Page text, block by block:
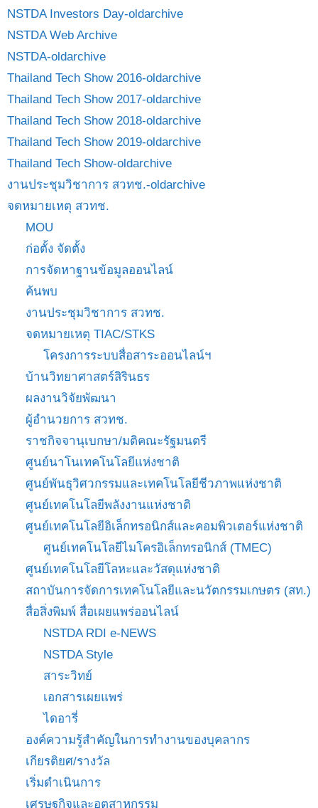
NSTDA Investors Day-oldarchive
NSTDA Web Archive
NSTDA-oldarchive
Thailand Tech Show 2016-oldarchive
Thailand Tech Show 2017-oldarchive
Thailand Tech Show 2018-oldarchive
Thailand Tech Show 2019-oldarchive
Thailand Tech Show-oldarchive
งานประชุมวิชาการ สวทช.-oldarchive
จดหมายเหตุ สวทช.
MOU
ก่อตั้ง จัดตั้ง
การจัดหาฐานข้อมูลออนไลน์
ค้นพบ
งานประชุมวิชาการ สวทช.
จดหมายเหตุ TIAC/STKS
โครงการระบบสื่อสาระออนไลน์ฯ
บ้านวิทยาศาสตร์สิรินธร
ผลงานวิจัยพัฒนา
ผู้อำนวยการ สวทช.
ราชกิจจานุเบกษา/มติคณะรัฐมนตรี
ศูนย์นาโนเทคโนโลยีแห่งชาติ
ศูนย์พันธุวิศวกรรมและเทคโนโลยีชีวภาพแห่งชาติ
ศูนย์เทคโนโลยีพลังงานแห่งชาติ
ศูนย์เทคโนโลยีอิเล็กทรอนิกส์และคอมพิวเตอร์แห่งชาติ
ศูนย์เทคโนโลยีไมโครอิเล็กทรอนิกส์ (TMEC)
ศูนย์เทคโนโลยีโลหะและวัสดุแห่งชาติ
สถาบันการจัดการเทคโนโลยีและนวัตกรรมเกษตร (สท.)
สื่อสิ่งพิมพ์ สื่อเผยแพร่ออนไลน์
NSTDA RDI e-NEWS
NSTDA Style
สาระวิทย์
เอกสารเผยแพร่
ไดอารี่
องค์ความรู้สำคัญในการทำงานของบุคลากร
เกียรติยศ/รางวัล
เริ่มดำเนินการ
เศรษฐกิจและอุตสาหกรรม